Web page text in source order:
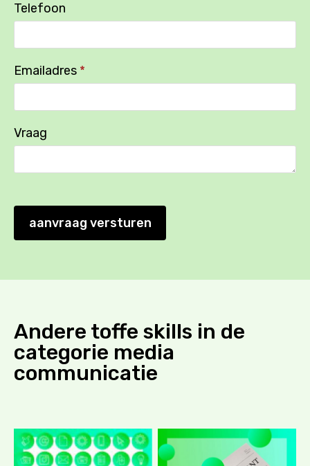
Telefoon
Emailadres *
Vraag
aanvraag versturen
Andere toffe skills in de
categorie media
communicatie